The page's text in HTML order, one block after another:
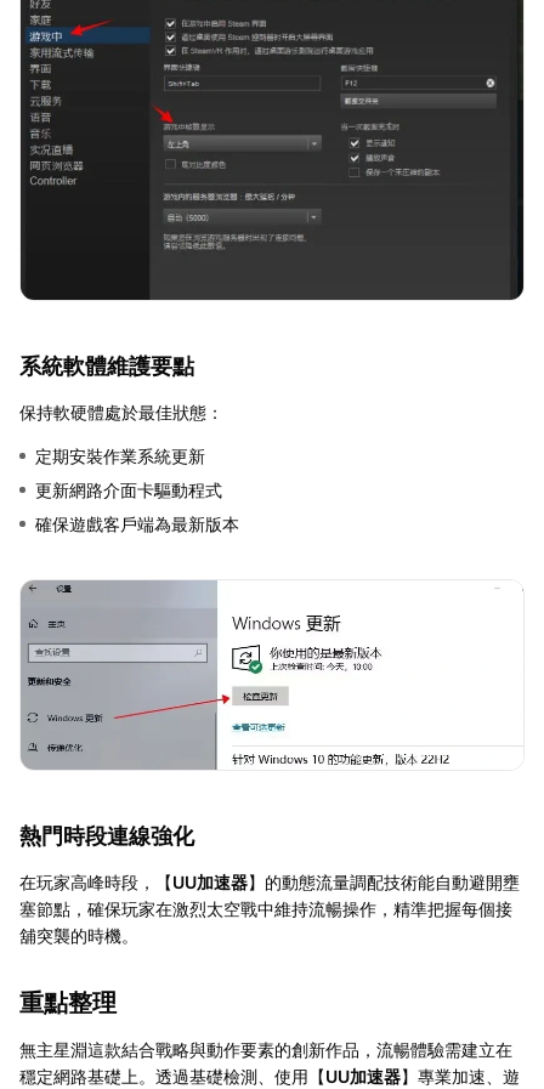
系統軟體維護要點
保持軟硬體處於最佳狀態：
定期安裝作業系統更新
更新網路介面卡驅動程式
確保遊戲客戶端為最新版本
熱門時段連線強化
在玩家高峰時段，【UU加速器】的動態流量調配技術能自動避開壅
塞節點，確保玩家在激烈太空戰中維持流暢操作，精準把握每個接
舖突襲的時機。
重點整理
無主星淵這款結合戰略與動作要素的創新作品，流暢體驗需建立在
穩定網路基礎上。透過基礎檢測、使用【UU加速器】專業加速、遊